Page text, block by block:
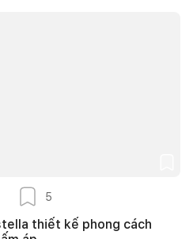
5
thiết kế phong cách